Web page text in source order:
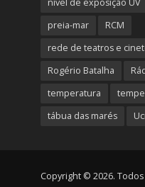
nível de exposição UV
preia-mar
RCM
rede de teatros e
Rogério Batalha
temperatura
tábua das marés
Copyright © 2026.